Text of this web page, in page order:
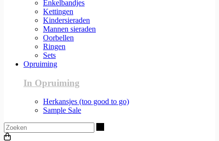
Enkelbandjes
Kettingen
Kindersieraden
Mannen sieraden
Oorbellen
Ringen
Sets
Opruiming
In Opruiming
Herkansjes (too good to go)
Sample Sale